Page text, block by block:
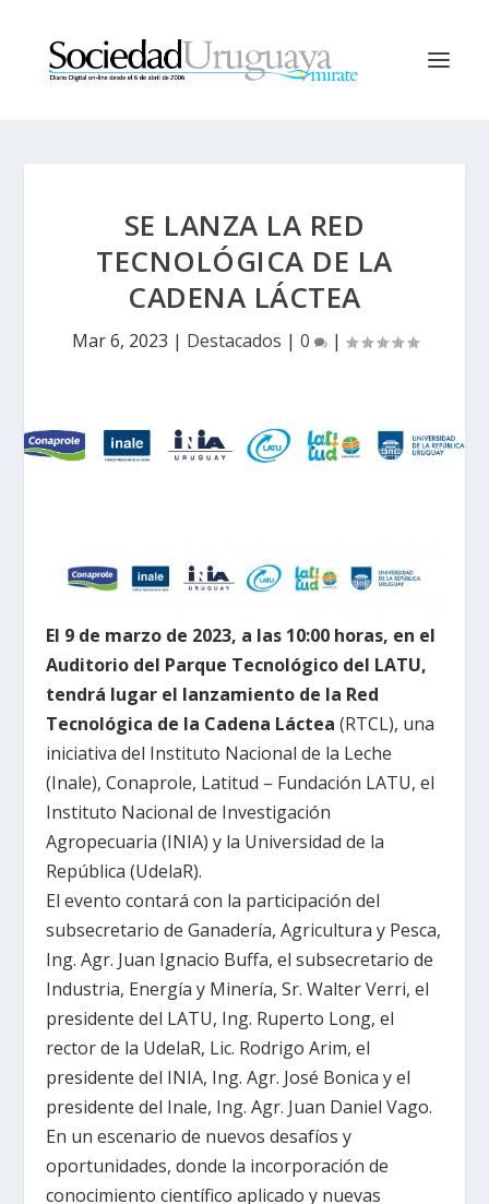
SE LANZA LA RED
TECNOLÓGICA DE LA
CADENA LÁCTEA
Mar 6, 2023 | Destacados | 0 |
El 9 de marzo de 2023, a las 10:00 horas, en el
Auditorio del Parque Tecnológico del LATU,
tendrá lugar el lanzamiento de la Red
Tecnológica de la Cadena Láctea(RTCL), una
iniciativa del Instituto Nacional de la Leche
(Inale), Conaprole, Latitud – Fundación LATU, el
Instituto Nacional de Investigación
Agropecuaria (INIA) y la Universidad de la
República (UdelaR).
El evento contará con la participación del
subsecretario de Ganadería, Agricultura y Pesca,
Ing. Agr. Juan Ignacio Buffa, el subsecretario de
Industria, Energía y Minería, Sr. Walter Verri, el
presidente del LATU, Ing. Ruperto Long, el
rector de la UdelaR, Lic. Rodrigo Arim, el
presidente del INIA, Ing. Agr. José Bonica y el
presidente del Inale, Ing. Agr. Juan Daniel Vago.
En un escenario de nuevos desafíos y
oportunidades, donde la incorporación de
conocimiento científico aplicado y nuevas